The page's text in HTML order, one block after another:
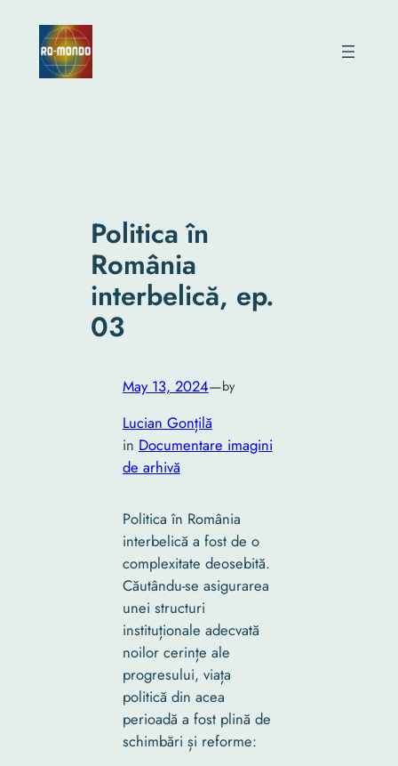
content
Politica în
România
interbelică, ep.
03
May 13, 2024—by
Lucian Gonțilă
in Documentare imagini
de arhivă
Politica în România
interbelică a fost de o
complexitate deosebită.
Căutându-se asigurarea
unei structuri
instituționale adecvată
noilor cerințe ale
progresului, viața
politică din acea
perioadă a fost plină de
schimbări și reforme: